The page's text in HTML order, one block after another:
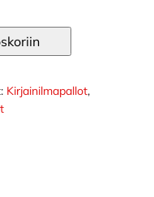
Kirjainilmapallot,